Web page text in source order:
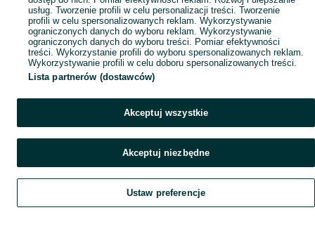
Szukaj Obserwujesz Dodaj Czat Konto
usług. Tworzenie profili w celu personalizacji treści. Tworzenie
profili w celu spersonalizowanych reklam. Wykorzystywanie
ograniczonych danych do wyboru reklam. Wykorzystywanie
ograniczonych danych do wyboru treści. Pomiar efektywności
treści. Wykorzystanie profili do wyboru spersonalizowanych reklam.
Wykorzystywanie profili w celu doboru spersonalizowanych treści.
Lista partnerów (dostawców)
Akceptuj wszystkie
Akceptuj niezbędne
Ustaw preferencje